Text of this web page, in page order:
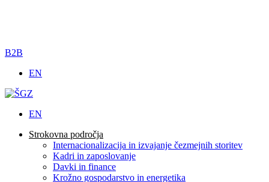
B2B
EN
EN
Strokovna področja
Internacionalizacija in izvajanje čezmejnih storitev
Kadri in zaposlovanje
Davki in finance
Krožno gospodarstvo in energetika